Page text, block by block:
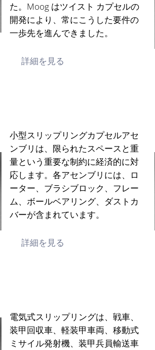
た。Moog はツイスト カプセルの
開発により、常にこうした要件の
一歩先を進んできました。
詳細を見る
小型スリップリングカプセルアセ
ンブリは、限られたスペースと重
量という重要な制約に経済的に対
応します。各アセンブリには、ロ
ーター、ブラシブロック、フレー
ム、ボールベアリング、ダストカ
バーが含まれています。
詳細を見る
電気式スリップリングは、戦車、
装甲回収車、軽装甲車両、移動式
ミサイル発射機、装甲兵員輸送車